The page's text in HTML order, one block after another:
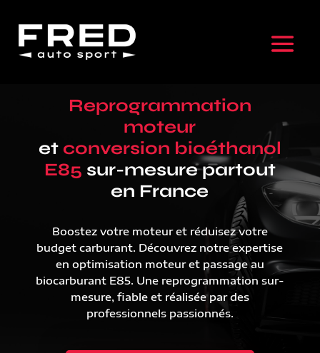
Reprogrammation
moteur
et conversion bioéthanol
E85 sur-mesure partout
en France
Boostez votre moteur et réduisez votre
budget carburant. Découvrez notre expertise
en optimisation moteur et passage au
biocarburant E85. Une reprogrammation sur-
mesure, fiable et réalisée par des
professionnels passionnés.